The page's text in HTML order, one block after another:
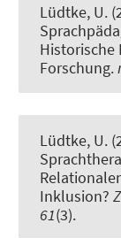
Lüdtke, U.
Forschung.
Lüdtke, U.
Inklusion?
61(3).